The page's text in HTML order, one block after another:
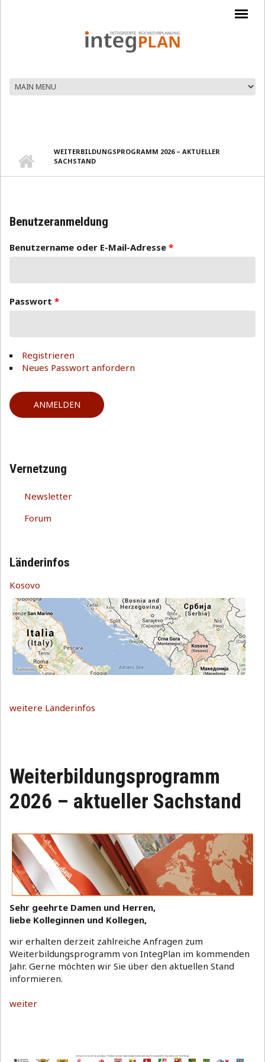
WEITERBILDUNGSPROGRAMM 2026 – AKTUELLER
SACHSTAND
Benutzeranmeldung
Benutzername oder E-Mail-Adresse *
Passwort *
Registrieren
Neues Passwort anfordern
Vernetzung
Newsletter
Forum
Länderinfos
Kosovo
weitere Länderinfos
Weiterbildungsprogramm
2026 – aktueller Sachstand
Sehr geehrte Damen und Herren,
liebe Kolleginnen und Kollegen,
wir erhalten derzeit zahlreiche Anfragen zum
Weiterbildungsprogramm von IntegPlan im kommenden
Jahr. Gerne möchten wir Sie über den aktuellen Stand
informieren.
weiter